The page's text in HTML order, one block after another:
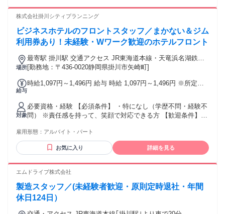
株式会社掛川シティプランニング
ビジネスホテルのフロントスタッフ／まかない＆ジム
利用券あり！未経験・Wワーク歓迎のホテルフロント
場所
最寄駅 掛川駅 交通アクセス JR東海道本線・天竜浜名湖鉄道
「掛川駅」より車で約5分、徒歩約15分
[勤務地：〒436-0020静岡県掛川市矢崎町]
給与
時給1,097円～1,496円 給与 時給 1,097円～1,496円 ※所定労
験・能力を考慮して決定します。
対象
必要資格・経験 【必須条件】 ・特になし（学歴不問・経験不
問） ※責任感を持って、笑顔で対応できる方 【歓迎条件】
リーター歓迎 ・主婦（夫）歓迎 ・Wワーク、副業OK ・ハロ
ーワークでお仕事をお探しの方 ※接客や販売などの経験があ
れば活かせます。
雇用形態： アルバイト・パート
お気に入り 詳細を見る
エムドライブ株式会社
製造スタッフ／(未経験者歓迎・原則定時退社・年間
休日124日）